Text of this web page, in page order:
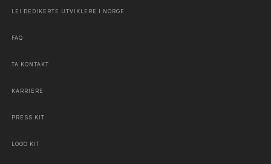
LEI DEDIKERTE UTVIKLERE I NORGE
FAQ
TA KONTAKT
KARRIERE
PRESS KIT
LOGO KIT